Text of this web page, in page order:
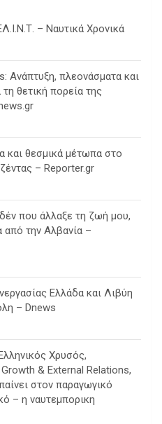
– Ναυτικά Χρονικά
Ανάπτυξη, πλεονάσματα και
θετική πορεία της
και θεσμικά μέτωπα στο
– Reporter.gr
που άλλαξε τη ζωή μου,
από την Αλβανία –
Ελλάδα και Λιβύη
– Dnews
Χρυσός,
& External Relations,
στον παραγωγικό
– η ναυτεμπορικη